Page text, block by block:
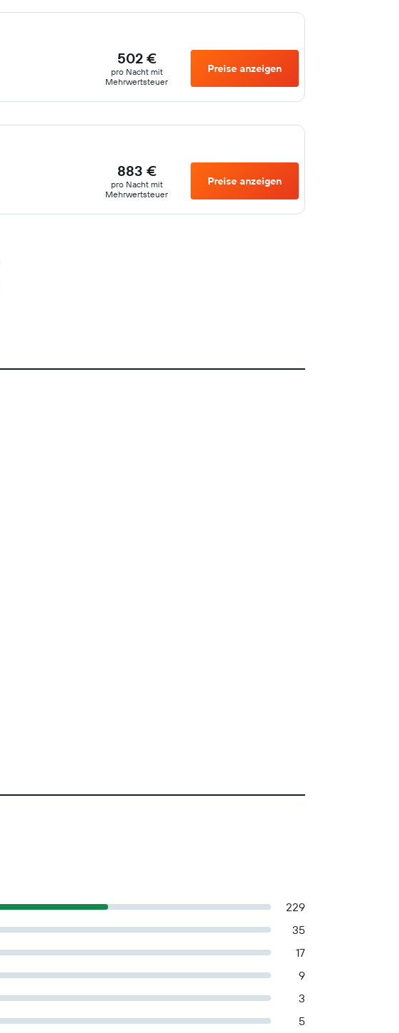
502 €
pro Nacht mit
Mehrwertsteuer
Preise anzeigen
883 €
pro Nacht mit
Mehrwertsteuer
Preise anzeigen
229
35
17
9
3
5